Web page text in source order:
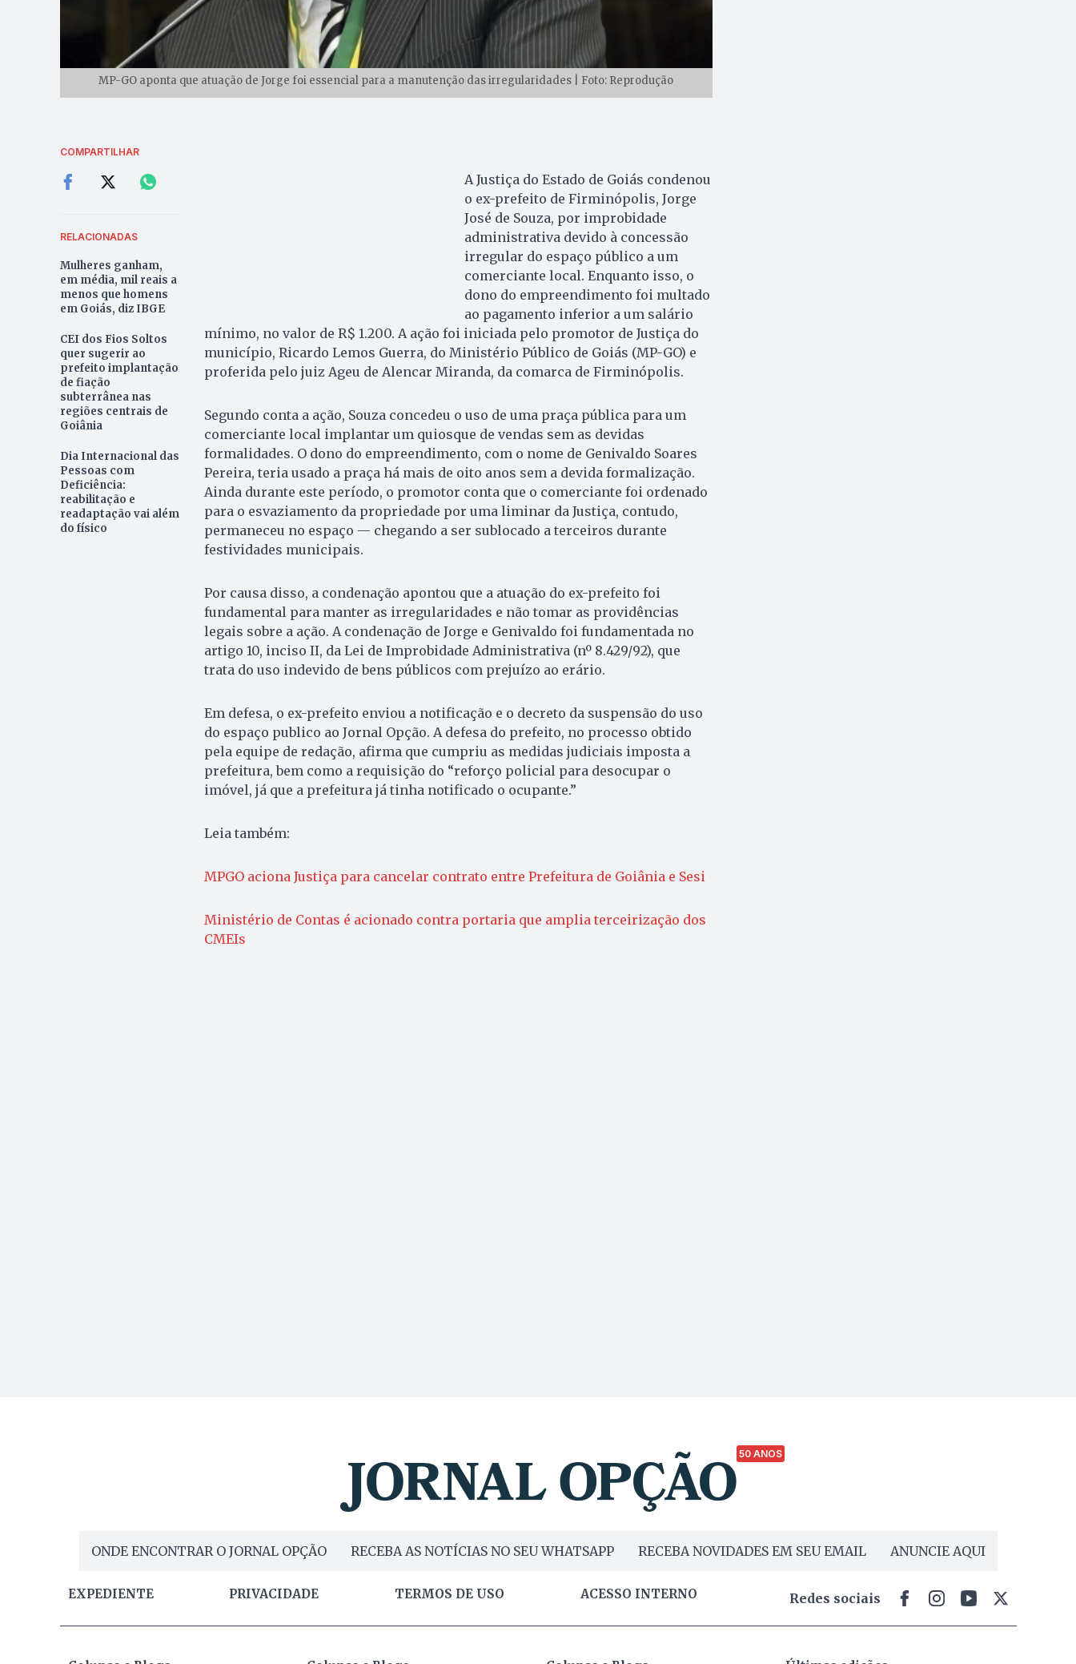
MP-GO aponta que atuação de Jorge foi essencial para a manutenção das irregularidades | Foto: Reprodução
COMPARTILHAR
RELACIONADAS
Mulheres ganham,
em média, mil reais a
menos que homens
em Goiás, diz IBGE
CEI dos Fios Soltos
quer sugerir ao
prefeito implantação
de fiação
subterrânea nas
regiões centrais de
Goiânia
Dia Internacional das
Pessoas com
Deficiência:
reabilitação e
readaptação vai além
do físico
A Justiça do Estado de Goiás condenou
o ex-prefeito de Firminópolis, Jorge
José de Souza, por improbidade
administrativa devido à concessão
irregular do espaço público a um
comerciante local. Enquanto isso, o
dono do empreendimento foi multado
ao pagamento inferior a um salário
mínimo, no valor de R$ 1.200. A ação foi iniciada pelo promotor de Justiça do
município, Ricardo Lemos Guerra, do Ministério Público de Goiás (MP-GO) e
proferida pelo juiz Ageu de Alencar Miranda, da comarca de Firminópolis.
Segundo conta a ação, Souza concedeu o uso de uma praça pública para um
comerciante local implantar um quiosque de vendas sem as devidas
formalidades. O dono do empreendimento, com o nome de Genivaldo Soares
Pereira, teria usado a praça há mais de oito anos sem a devida formalização.
Ainda durante este período, o promotor conta que o comerciante foi ordenado
para o esvaziamento da propriedade por uma liminar da Justiça, contudo,
permaneceu no espaço — chegando a ser sublocado a terceiros durante
festividades municipais.
Por causa disso, a condenação apontou que a atuação do ex-prefeito foi
fundamental para manter as irregularidades e não tomar as providências
legais sobre a ação. A condenação de Jorge e Genivaldo foi fundamentada no
artigo 10, inciso II, da Lei de Improbidade Administrativa (nº 8.429/92), que
trata do uso indevido de bens públicos com prejuízo ao erário.
Em defesa, o ex-prefeito enviou a notificação e o decreto da suspensão do uso
do espaço publico ao Jornal Opção. A defesa do prefeito, no processo obtido
pela equipe de redação, afirma que cumpriu as medidas judiciais imposta a
prefeitura, bem como a requisição do “reforço policial para desocupar o
imóvel, já que a prefeitura já tinha notificado o ocupante.”
Leia também:
MPGO aciona Justiça para cancelar contrato entre Prefeitura de Goiânia e Sesi
Ministério de Contas é acionado contra portaria que amplia terceirização dos
CMEIs
50 ANOS
ONDE ENCONTRAR O JORNAL OPÇÃO RECEBA AS NOTÍCIAS NO SEU WHATSAPP RECEBA NOVIDADES EM SEU EMAIL ANUNCIE AQUI
EXPEDIENTE PRIVACIDADE TERMOS DE USO ACESSO INTERNO Redes sociais